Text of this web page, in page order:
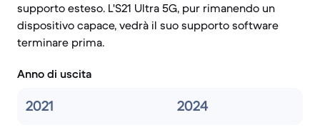
supporto esteso. L'S21 Ultra 5G, pur rimanendo un
dispositivo capace, vedrà il suo supporto software
terminare prima.
Anno di uscita
2021 2024